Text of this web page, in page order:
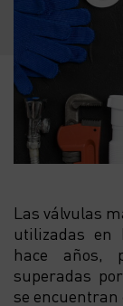
Las válvulas
utilizadas en
hace años,
superadas
se encuentran